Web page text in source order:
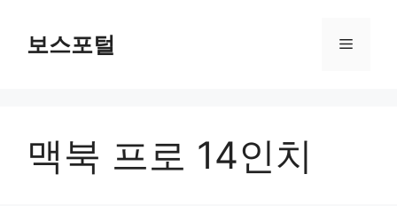
보스포털 메
맥북 프로 14인치